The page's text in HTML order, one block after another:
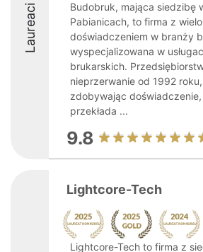
Laureaci
Budobruk, mająca siedzibę
Pabianicach, to firma z
doświadczeniem w branży
wyspecjalizowana w
brukarskich.
nieprzerwanie od 1992
zdobywając
przekłada ...
9.8
Lightcore-Tech
Lightcore-Tech to firma z